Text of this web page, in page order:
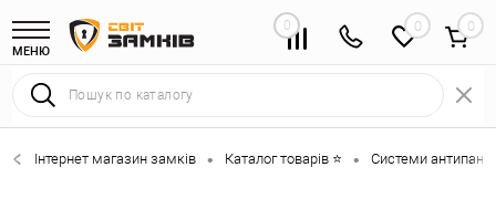
МЕНЮ
0 0
Інтернет магазин замків • Каталог товарів ⭐ • Системи